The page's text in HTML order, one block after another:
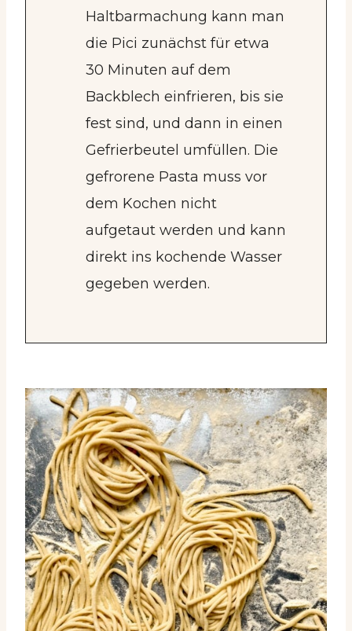
Haltbarmachung kann man
die Pici zunächst für etwa
30 Minuten auf dem
Backblech einfrieren, bis sie
fest sind, und dann in einen
Gefrierbeutel umfüllen. Die
gefrorene Pasta muss vor
dem Kochen nicht
aufgetaut werden und kann
direkt ins kochende Wasser
gegeben werden.